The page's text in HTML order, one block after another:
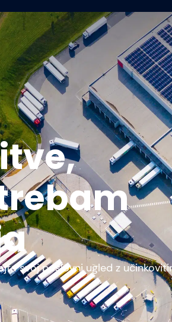
svoj poslovni ugled z